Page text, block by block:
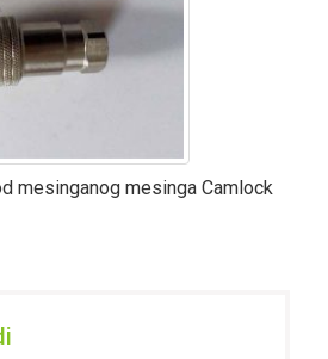
mesinganog mesinga Camlock